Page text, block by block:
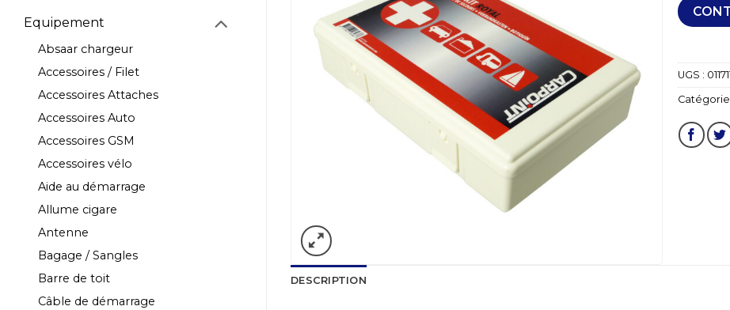
Equipement
Absaar chargeur
Accessoires / Filet
Accessoires Attaches
Accessoires Auto
Accessoires GSM
Accessoires vélo
Aide au démarrage
Allume cigare
Antenne
Bagage / Sangles
Barre de toit
Câble de démarrage
UGS :
DESCRIPTION